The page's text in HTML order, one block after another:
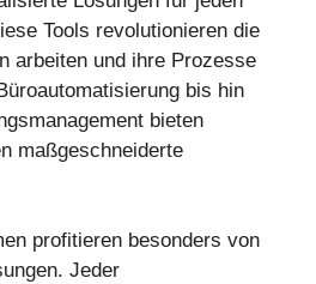
Tools revolutionieren die
arbeiten und ihre Prozesse
bis hin
bieten
maßgeschneiderte
profitieren besonders von
Jeder